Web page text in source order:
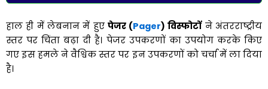
हाल ही में लेबनान में हुए पेजर (Pager) विस्फोटोंने अंतरराष्ट्रीय
स्तर पर चिंता बढ़ा दी है। पेजर उपकरणों का उपयोग करके किए
गए इस हमले ने वैश्विक स्तर पर इन उपकरणों को चर्चा में ला दिया
है।